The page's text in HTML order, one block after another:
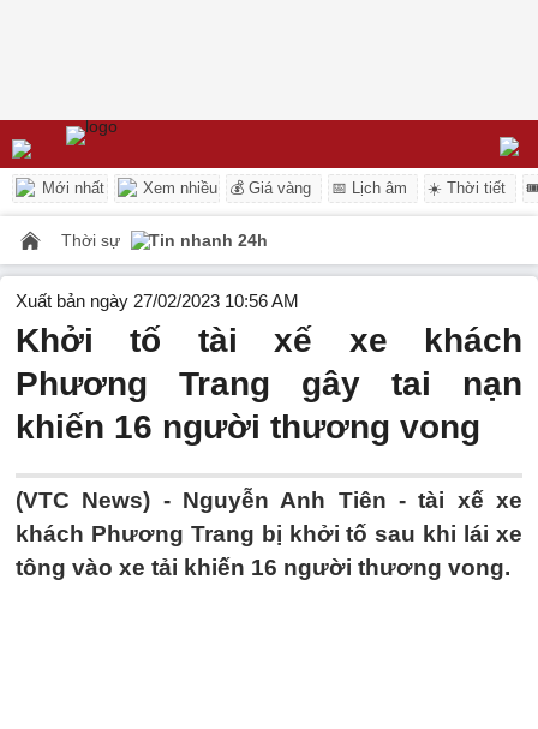
Mới nhất Xem nhiều 💰 Giá vàng 📅 Lịch âm ☀️ Thời tiết
Thời sự Tin nhanh 24h
Xuất bản ngày 27/02/2023 10:56 AM
Khởi tố tài xế xe khách
Phương Trang gây tai nạn
khiến 16 người thương vong
(VTC News) - Nguyễn Anh Tiên - tài xế xe
khách Phương Trang bị khởi tố sau khi lái xe
tông vào xe tải khiến 16 người thương vong.